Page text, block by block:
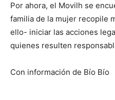
Por ahora, el Movilh se
familia de la mujer recopile
ello- iniciar las acciones
quienes resulten
Con información de Bío Bío